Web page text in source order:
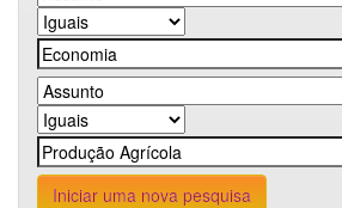
Iniciar uma nova pesquisa